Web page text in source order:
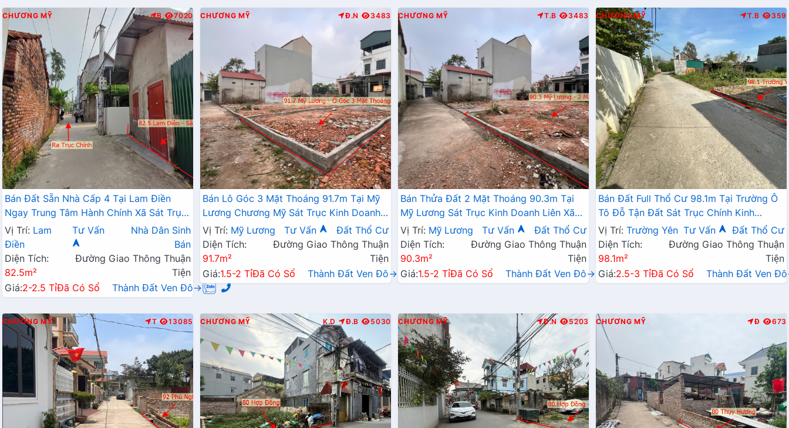
CHƯƠNG MỸ B 7020
Bán Đất Sẵn Nhà Cấp 4 Tại Lam Điền
Ngay Trung Tâm Hành Chính Xã Sát Trục
Kinh Doanh Giá Chỉ Hơn 2 Tỷ
Vị Trí: Lam
Điền
Tư Vấn
Nhà Dân Sinh
Bán
Diện Tích:
82.5m²
Đường Giao Thông Thuận
Tiện
Giá:2-2.5 TỉĐã Có Sổ Thành Đất Ven Đô→
CHƯƠNG MỸ Đ.N 3483
Bán Lô Góc 3 Mặt Thoáng 91.7m Tại Mỹ
Lương Chương Mỹ Sát Trục Kinh Doanh -
Đất Phân Lô Mỹ Lương Chương Mỹ
Vị Trí: Mỹ Lương Tư Vấn
Đất Thổ Cư
Diện Tích:
91.7m²
Đường Giao Thông Thuận
Tiện
Giá:1.5-2 TỉĐã Có Sổ Thành Đất Ven Đô→
CHƯƠNG MỸ T.B 3483
Bán Thửa Đất 2 Mặt Thoáng 90.3m Tại
Mỹ Lương Sát Trục Kinh Doanh Liên Xã
Giá Chỉ Hơn Tỷ
Vị Trí: Mỹ Lương Tư Vấn
Đất Thổ Cư
Diện Tích:
90.3m²
Đường Giao Thông Thuận
Tiện
Giá:1.5-2 TỉĐã Có Sổ Thành Đất Ven Đô→
CHƯƠNG MỸ T.B 359
Bán Đất Full Thổ Cư 98.1m Tại Trường Ô
Tô Đỗ Tận Đất Sát Trục Chính Kinh
Doanh Giá Chỉ Hơn 2 Tỷ
Vị Trí: Trường Yên Tư Vấn
Đất Thổ Cư
Diện Tích:
98.1m²
Đường Giao Thông Thuận
Tiện
Giá:2.5-3 TỉĐã Có Sổ Thành Đất Ven
CHƯƠNG MỸ T 13085 CHƯƠNG MỸ K.D Đ.B 5030 CHƯƠNG MỸ Đ.N 5203 CHƯƠNG MỸ Đ 673